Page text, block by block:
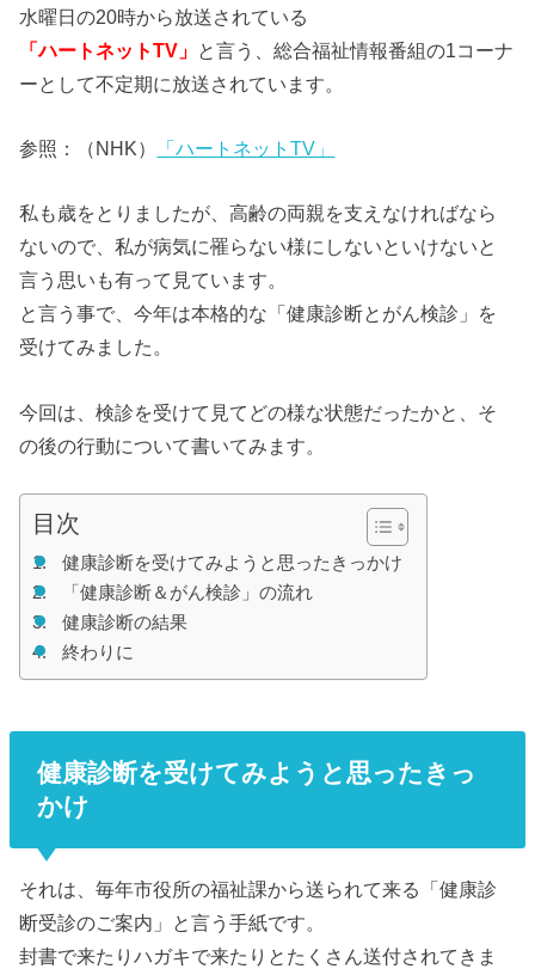
水曜日の20時から放送されている
「ハートネットTV」 と言う、総合福祉情報番組の1コーナ
ーとして不定期に放送されています。
参照：（NHK） 「ハートネットTV」
私も歳をとりましたが、高齢の両親を支えなければなら
ないので、私が病気に罹らない様にしないといけないと
言う思いも有って見ています。
と言う事で、今年は本格的な「健康診断とがん検診」を
受けてみました。
今回は、検診を受けて見てどの様な状態だったかと、そ
の後の行動について書いてみます。
目次
健康診断を受けてみようと思ったきっかけ
「健康診断＆がん検診」の流れ
健康診断の結果
終わりに
健康診断を受けてみようと思ったきっ
かけ
それは、毎年市役所の福祉課から送られて来る「健康診
断受診のご案内」と言う手紙です。
封書で来たりハガキで来たりとたくさん送付されてきま